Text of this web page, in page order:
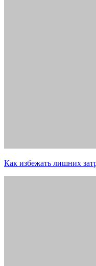
Как избежать лишних